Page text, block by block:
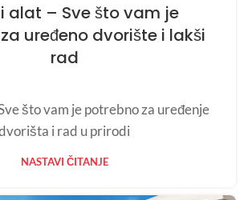
alat – Sve što vam je
uređeno dvorište i lakši
rad
što vam je potrebno za uređenje
i rad u prirodi
NASTAVI ČITANJE